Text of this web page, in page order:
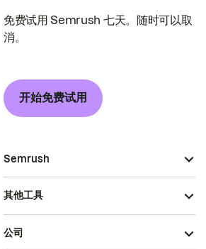
免费试用 Semrush 七天。随时可以取
消。
开始免费试用
Semrush
其他工具
公司